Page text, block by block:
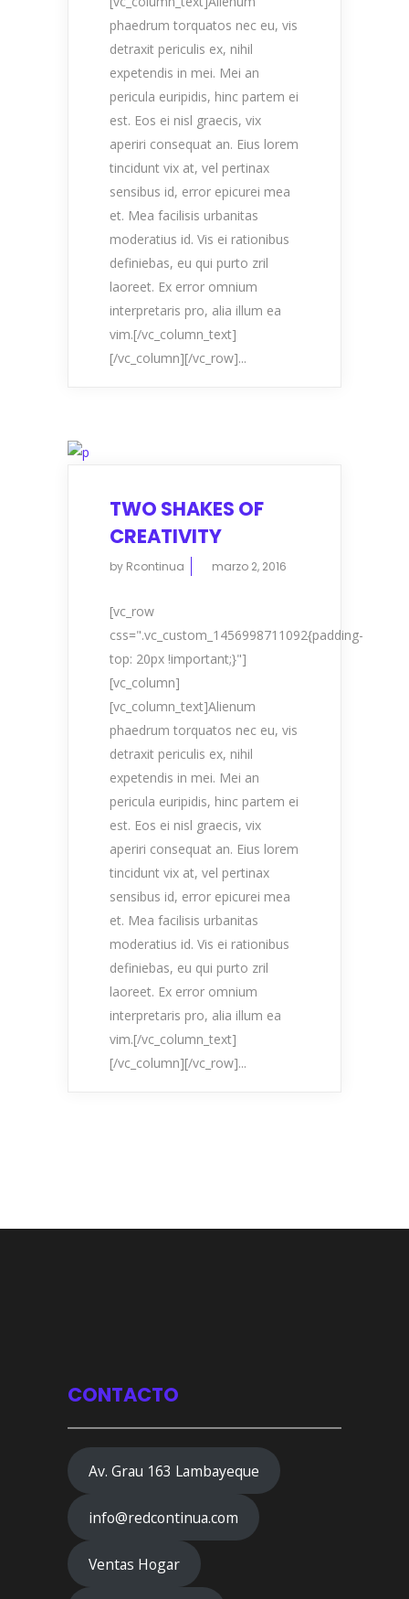
phaedrum torquatos nec eu, vis
detraxit periculis ex, nihil
expetendis in mei. Mei an
pericula euripidis, hinc partem ei
est. Eos ei nisl graecis, vix
aperiri consequat an. Eius lorem
tincidunt vix at, vel pertinax
sensibus id, error epicurei mea
et. Mea facilisis urbanitas
moderatius id. Vis ei rationibus
definiebas, eu qui purto zril
laoreet. Ex error omnium
interpretaris pro, alia illum ea
vim.[/vc_column_text]
[/vc_column][/vc_row]...
TWO SHAKES OF
CREATIVITY
by Rcontinua marzo 2, 2016
[vc_row
css=".vc_custom_1456998711092{padding-
top: 20px !important;}"]
[vc_column]
[vc_column_text]Alienum
phaedrum torquatos nec eu, vis
detraxit periculis ex, nihil
expetendis in mei. Mei an
pericula euripidis, hinc partem ei
est. Eos ei nisl graecis, vix
aperiri consequat an. Eius lorem
tincidunt vix at, vel pertinax
sensibus id, error epicurei mea
et. Mea facilisis urbanitas
moderatius id. Vis ei rationibus
definiebas, eu qui purto zril
laoreet. Ex error omnium
interpretaris pro, alia illum ea
vim.[/vc_column_text]
[/vc_column][/vc_row]...
CONTACTO
Av. Grau 163 Lambayeque
info@redcontinua.com
Ventas Hogar